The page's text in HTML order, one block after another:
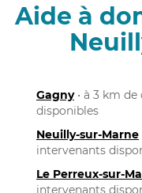
Aide à
Gagny• à 3 km de
disponibles
Neuilly-sur-Marne
intervenants
Le Perreux-sur-
intervenants